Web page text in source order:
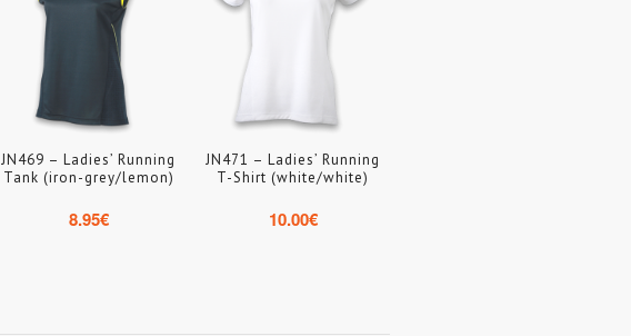
JN469 – Ladies’ Running
Tank (iron-grey/lemon)
8.95€
JN471 – Ladies’ Running
T-Shirt (white/white)
10.00€